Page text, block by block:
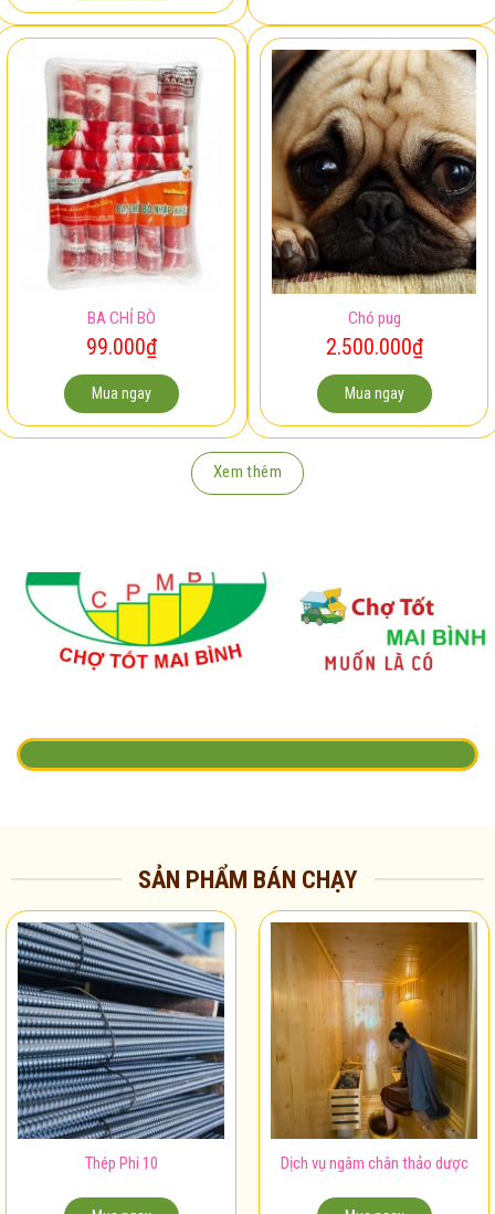
BA CHỈ BÒ
99.000₫
Mua ngay
Chó pug
2.500.000₫
Mua ngay
Xem thêm
SẢN PHẨM BÁN CHẠY
Thép Phi 10 Dịch vụ ngâm chân thảo dược